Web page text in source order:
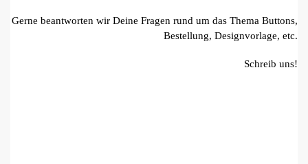
Gerne beantworten wir Deine Fragen rund um das Thema Buttons,
Bestellung, Designvorlage, etc.
Schreib uns!